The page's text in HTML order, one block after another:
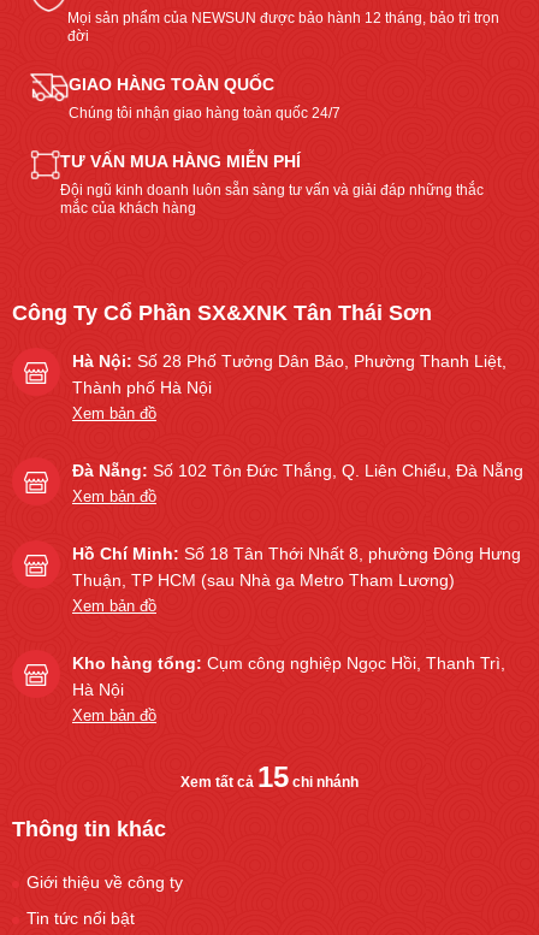
Mọi sản phẩm của NEWSUN được bảo hành 12 tháng, bảo trì trọn
đời
GIAO HÀNG TOÀN QUỐC
Chúng tôi nhận giao hàng toàn quốc 24/7
TƯ VẤN MUA HÀNG MIỄN PHÍ
Đội ngũ kinh doanh luôn sẵn sàng tư vấn và giải đáp những thắc
mắc của khách hàng
Công Ty Cổ Phần SX&XNK Tân Thái Sơn
Hà Nội: Số 28 Phố Tưởng Dân Bảo, Phường Thanh Liệt,
Thành phố Hà Nội
Xem bản đồ
Đà Nẵng: Số 102 Tôn Đức Thắng, Q. Liên Chiểu, Đà Nẵng
Xem bản đồ
Hồ Chí Minh: Số 18 Tân Thới Nhất 8, phường Đông Hưng
Thuận, TP HCM (sau Nhà ga Metro Tham Lương)
Xem bản đồ
Kho hàng tổng: Cụm công nghiệp Ngọc Hồi, Thanh Trì,
Hà Nội
Xem bản đồ
Xem tất cả 15 chi nhánh
Thông tin khác
Giới thiệu về công ty
Tin tức nổi bật